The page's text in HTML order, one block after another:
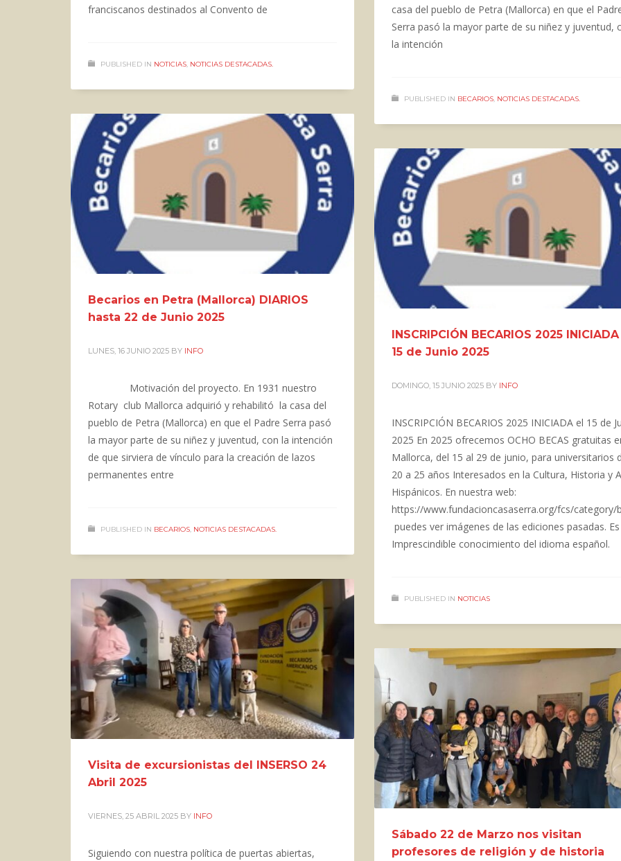
franciscanos destinados al Convento de
PUBLISHED IN NOTICIAS, NOTICIAS DESTACADAS.
casa del pueblo de Petra (Mallorca) en que el
Serra pasó la mayor parte de su niñez y juventud,
la intención
PUBLISHED IN BECARIOS, NOTICIAS DESTACADAS.
Becarios en Petra (Mallorca) DIARIOS
hasta 22 de Junio 2025
LUNES, 16 JUNIO 2025 BY INFO
Motivación del proyecto. En 1931 nuestro
Rotary club Mallorca adquirió y rehabilitó la casa del
pueblo de Petra (Mallorca) en que el Padre Serra pasó
la mayor parte de su niñez y juventud, con la intención
de que sirviera de vínculo para la creación de lazos
permanentes entre
PUBLISHED IN BECARIOS, NOTICIAS DESTACADAS.
INSCRIPCIÓN BECARIOS 2025
15 de Junio 2025
DOMINGO, 15 JUNIO 2025 BY INFO
INSCRIPCIÓN BECARIOS 2025 INICIADA el 15 de
2025 En 2025 ofrecemos OCHO BECAS gratuitas
Mallorca, del 15 al 29 de junio, para universitarios
20 a 25 años Interesados ​​en la Cultura, Historia y
Hispánicos. En nuestra web:
https://www.fundacioncasaserra.org/fcs/category/
puedes ver imágenes de las ediciones pasadas. Es
Imprescindible conocimiento del idioma español.
PUBLISHED IN NOTICIAS
Visita de excursionistas del INSERSO 24
Abril 2025
VIERNES, 25 ABRIL 2025 BY INFO
Siguiendo con nuestra política de puertas abiertas,
Sábado 22 de Marzo nos visitan
profesores de religión y de historia